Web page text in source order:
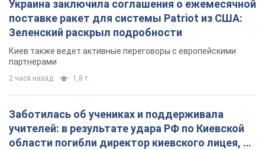
Украина заключила соглашения о ежемесячной
поставке ракет для системы Patriot из США:
Зеленский раскрыл подробности
Киев также ведет активные переговоры с европейскими
партнерами
2 часа назад 1,8 т.
Заботилась об учениках и поддерживала
учителей: в результате удара РФ по Киевской
области погибли директор киевского лицея, её